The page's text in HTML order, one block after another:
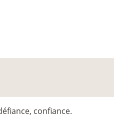
confiance.